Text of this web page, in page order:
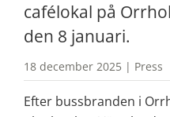
cafélokal på
den 8 januari.
18 december 2025 | Press
Efter bussbranden i